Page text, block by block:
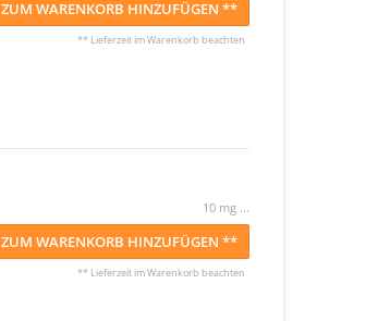
ZUM WARENKORB HINZUFÜGEN **
** Lieferzeit im Warenkorb beachten
10 mg ...
ZUM WARENKORB HINZUFÜGEN **
** Lieferzeit im Warenkorb beachten